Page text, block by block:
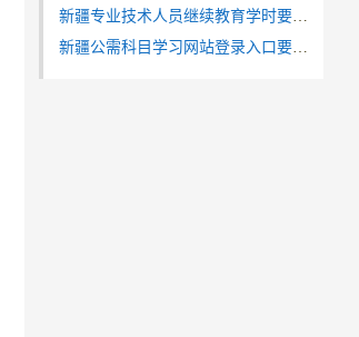
新疆专业技术人员继续教育学时要求（2022年开始）
新疆公需科目学习网站登录入口要求（教师职称）